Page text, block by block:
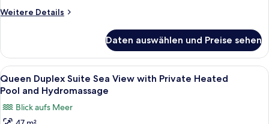
Weitere Details
Weitere
Suite
with Private Heated
Pool and
Hydromassage
Daten auswählen und Preise sehen
Alle
Fotos
Queen Duplex
Ein modernes Interieur mit Treppe,
16
Queen Duplex Suite Sea View with Private Heated
Pool and Hydromassage
Blick aufs Meer